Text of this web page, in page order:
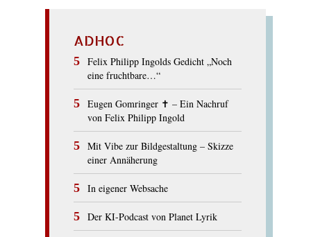
ADHOC
Felix Philipp Ingolds Gedicht „Noch
eine fruchtbare…“
Eugen Gomringer ✝︎ – Ein Nachruf
von Felix Philipp Ingold
Mit Vibe zur Bildgestaltung – Skizze
einer Annäherung
In eigener Websache
Der KI-Podcast von Planet Lyrik